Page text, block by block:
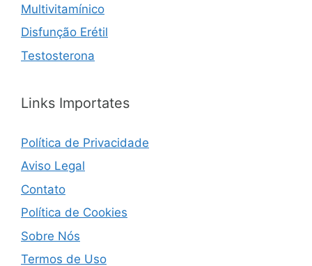
Multivitamínico
Disfunção Erétil
Testosterona
Links Importates
Política de Privacidade
Aviso Legal
Contato
Política de Cookies
Sobre Nós
Termos de Uso